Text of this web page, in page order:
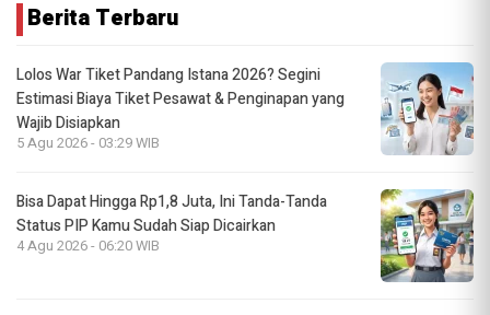
Berita Terbaru
Lolos War Tiket Pandang Istana 2026? Segini
Estimasi Biaya Tiket Pesawat & Penginapan yang
Wajib Disiapkan
5 Agu 2026 - 03:29 WIB
Bisa Dapat Hingga Rp1,8 Juta, Ini Tanda-Tanda
Status PIP Kamu Sudah Siap Dicairkan
4 Agu 2026 - 06:20 WIB